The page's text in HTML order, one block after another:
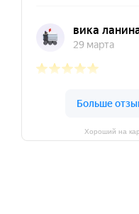
Хороший на